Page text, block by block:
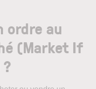
ordre au
(Market If